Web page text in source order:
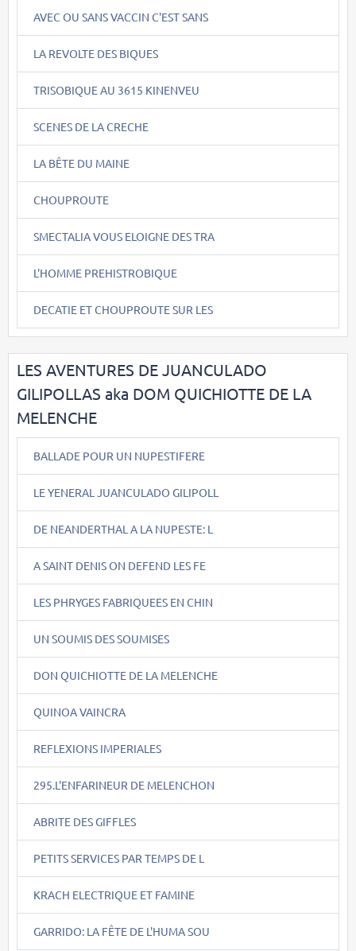
AVEC OU SANS VACCIN C'EST SANS
LA REVOLTE DES BIQUES
TRISOBIQUE AU 3615 KINENVEU
SCENES DE LA CRECHE
LA BÊTE DU MAINE
CHOUPROUTE
SMECTALIA VOUS ELOIGNE DES TRA
L'HOMME PREHISTROBIQUE
DECATIE ET CHOUPROUTE SUR LES
LES AVENTURES DE JUANCULADO
GILIPOLLAS aka DOM QUICHIOTTE DE LA
MELENCHE
BALLADE POUR UN NUPESTIFERE
LE YENERAL JUANCULADO GILIPOLL
DE NEANDERTHAL A LA NUPESTE: L
A SAINT DENIS ON DEFEND LES FE
LES PHRYGES FABRIQUEES EN CHIN
UN SOUMIS DES SOUMISES
DON QUICHIOTTE DE LA MELENCHE
QUINOA VAINCRA
REFLEXIONS IMPERIALES
295.L'ENFARINEUR DE MELENCHON
ABRITE DES GIFFLES
PETITS SERVICES PAR TEMPS DE L
KRACH ELECTRIQUE ET FAMINE
GARRIDO: LA FÊTE DE L'HUMA SOU